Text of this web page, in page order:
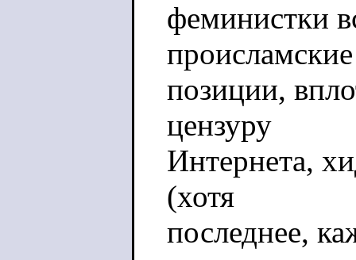
феминистки
происламские
позиции,
цензуру
Интернета,
(хотя
последнее,